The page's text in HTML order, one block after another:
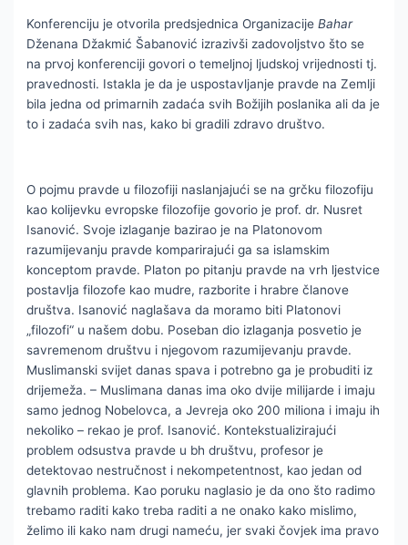
Konferenciju je otvorila predsjednica OrganizacijeBahar
Dženana Džakmić Šabanović izrazivši zadovoljstvo što se
na prvoj konferenciji govori o temeljnoj ljudskoj vrijednosti tj.
pravednosti. Istakla je da je uspostavljanje pravde na Zemlji
bila jedna od primarnih zadaća svih Božijih poslanika ali da je
to i zadaća svih nas, kako bi gradili zdravo društvo.
O pojmu pravde u filozofiji naslanjajući se na grčku filozofiju
kao kolijevku evropske filozofije govorio je prof. dr. Nusret
Isanović. Svoje izlaganje bazirao je na Platonovom
razumijevanju pravde komparirajući ga sa islamskim
konceptom pravde. Platon po pitanju pravde na vrh ljestvice
postavlja filozofe kao mudre, razborite i hrabre članove
društva. Isanović naglašava da moramo biti Platonovi
„filozofi“ u našem dobu. Poseban dio izlaganja posvetio je
savremenom društvu i njegovom razumijevanju pravde.
Muslimanski svijet danas spava i potrebno ga je probuditi iz
drijemeža. – Muslimana danas ima oko dvije milijarde i imaju
samo jednog Nobelovca, a Jevreja oko 200 miliona i imaju ih
nekoliko – rekao je prof. Isanović. Kontekstualizirajući
problem odsustva pravde u bh društvu, profesor je
detektovao nestručnost i nekompetentnost, kao jedan od
glavnih problema. Kao poruku naglasio je da ono što radimo
trebamo raditi kako treba raditi a ne onako kako mislimo,
želimo ili kako nam drugi nameću, jer svaki čovjek ima pravo